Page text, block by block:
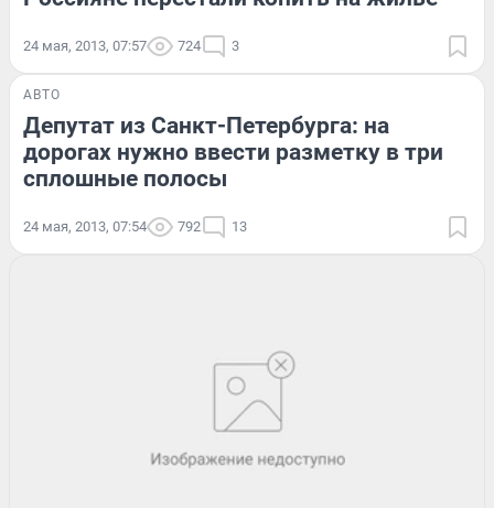
24 мая, 2013, 07:57 724 3
АВТО
Депутат из Санкт-Петербурга: на
дорогах нужно ввести разметку в три
сплошные полосы
24 мая, 2013, 07:54 792 13